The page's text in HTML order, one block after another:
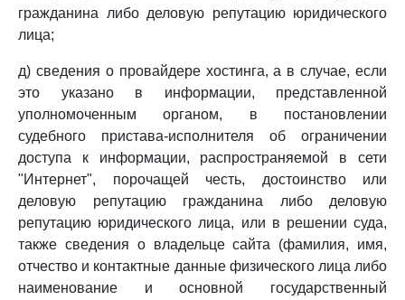
гражданина либо деловую репутацию юридического
лица;
д) сведения о провайдере хостинга, а в случае, если
это указано в информации, представленной
уполномоченным органом, в постановлении
судебного пристава-исполнителя об ограничении
доступа к информации, распространяемой в сети
"Интернет", порочащей честь, достоинство или
деловую репутацию гражданина либо деловую
репутацию юридического лица, или в решении суда,
также сведения о владельце сайта (фамилия, имя,
отчество и контактные данные физического лица либо
наименование и основной государственный